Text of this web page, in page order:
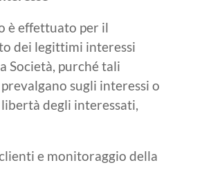
è effettuato per il
dei legittimi interessi
Società, purché tali
sugli interessi o
degli interessati,
e monitoraggio della